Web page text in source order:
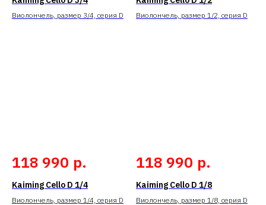
Виолончель, размер 3/4, серия D Виолончель, размер 1/2, серия D
118 990 р.
Kaiming Cello D 1/4
Виолончель, размер 1/4, серия D
118 990 р.
Kaiming Cello D 1/8
Виолончель, размер 1/8, серия D